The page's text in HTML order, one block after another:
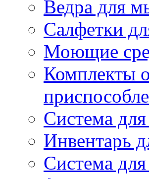
Ведра для
Салфетки
Моющие
Комплекты
Система
Инвентарь
Система